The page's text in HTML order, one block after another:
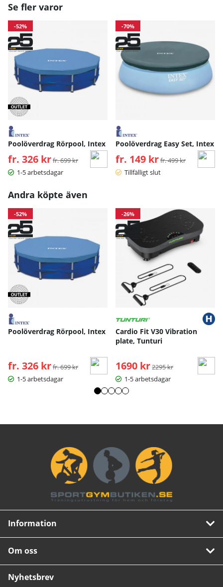
Se fler varor
-52%
Poolöverdrag Rörpool, Intex
fr. 326 kr Ordinarie pris:
fr. 699 kr
1-5 arbetsdagar
-70%
Poolöverdrag Easy Set, Intex
fr. 149 kr Ordinarie pris:
fr. 499 kr
Tillfälligt slut
Andra köpte även
-52%
Poolöverdrag Rörpool, Intex
fr. 326 kr Ordinarie pris:
fr. 699 kr
1-5 arbetsdagar
-26%
Cardio Fit V30 Vibration
plate, Tunturi
1690 kr Ordinarie pris:
2295 kr
1-5 arbetsdagar
Information
Om oss
Nyhetsbrev